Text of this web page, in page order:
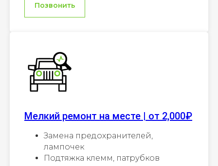
Позвонить
Мелкий ремонт на месте | от 2,000₽
Замена предохранителей,
лампочек
Подтяжка клемм, патрубков